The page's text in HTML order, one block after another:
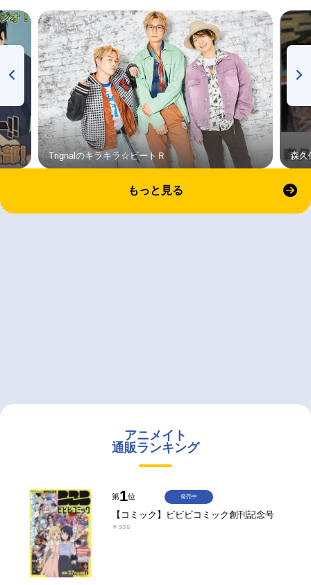
Trignalのキラキラ☆ビートＲ 森久
もっと見る
アニメイト
通販ランキング
第1位
【コミック】ビビビコミック創刊記念号
￥935
発売中